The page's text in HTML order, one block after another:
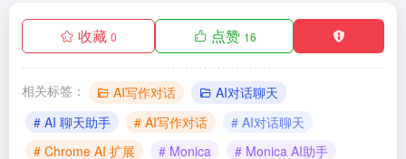
收藏 0 点赞 16
相关标签： AI写作对话
AI对话聊天
# AI 聊天助手
# AI写作对话
# AI对话聊天
# Chrome AI 扩展
# Monica
# Monica AI助手